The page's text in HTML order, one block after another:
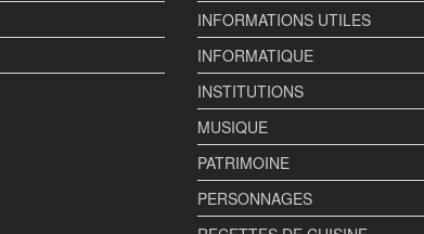
INFORMATIONS UTILES
INFORMATIQUE
INSTITUTIONS
MUSIQUE
PATRIMOINE
PERSONNAGES